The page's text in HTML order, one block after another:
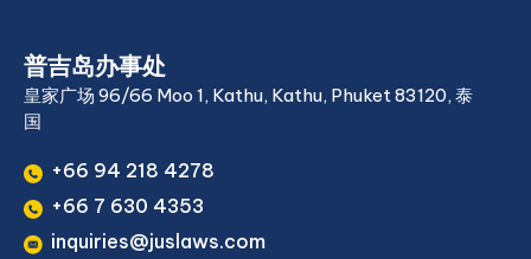
普吉岛办事处
皇家广场 96/66 Moo 1, Kathu, Kathu, Phuket 83120, 泰
国
+66 94 218 4278
+66 7 630 4353
inquiries@juslaws.com